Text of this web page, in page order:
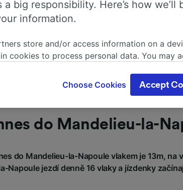
Začněte
do Mandelieu-la-
do Mandelieu-la-Napoule vlakem je 13m, na
Napoule jezdí denně 16 vlaky a jízdenky
big responsibility. Here’s how we’ll
information.
store and/or access information on a
cookies to process personal data. You may
is used, or at any time in the privacy
be signaled to our partners and will not affect
and/or access information on a device.
advertising and content measurement,
Choose Cookies Accept